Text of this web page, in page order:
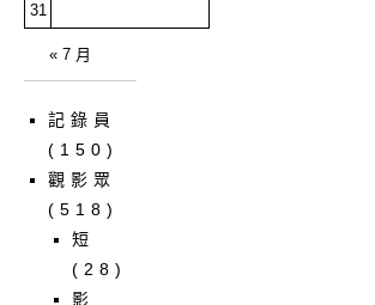
31
« 7 月
記錄員
(150)
觀影眾
(518)
短
(28)
影